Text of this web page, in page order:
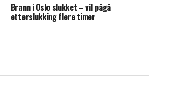
Brann i Oslo slukket – vil pågå
etterslukking flere timer